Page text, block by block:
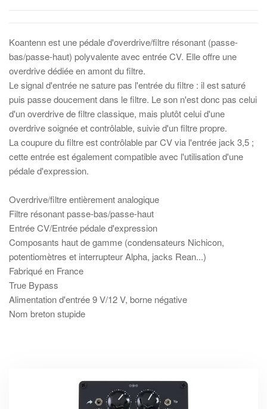
Koantenn est une pédale d'overdrive/filtre résonant (passe-
bas/passe-haut) polyvalente avec entrée CV. Elle offre une
overdrive dédiée en amont du filtre.
Le signal d'entrée ne sature pas l'entrée du filtre : il est saturé
puis passe doucement dans le filtre. Le son n'est donc pas celui
d'un overdrive de filtre classique, mais plutôt celui d'une
overdrive soignée et contrôlable, suivie d'un filtre propre.
La coupure du filtre est contrôlable par CV via l'entrée jack 3,5 ;
cette entrée est également compatible avec l'utilisation d'une
pédale d'expression.
Overdrive/filtre entièrement analogique
Filtre résonant passe-bas/passe-haut
Entrée CV/Entrée pédale d'expression
Composants haut de gamme (condensateurs Nichicon,
potentiomètres et interrupteur Alpha, jacks Rean...)
Fabriqué en France
True Bypass
Alimentation d'entrée 9 V/12 V, borne négative
Nom breton stupide